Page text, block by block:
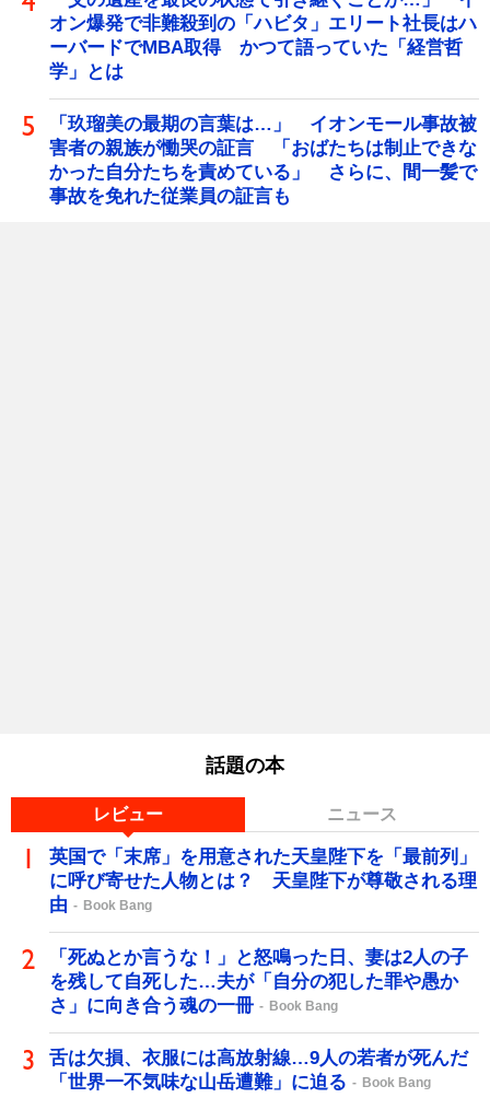
オン爆発で非難殺到の「ハビタ」エリート社長はハ
ーバードでMBA取得 かつて語っていた「経営哲
学」とは
「玖瑠美の最期の言葉は…」 イオンモール事故被
害者の親族が慟哭の証言 「おばたちは制止できな
かった自分たちを責めている」 さらに、間一髪で
事故を免れた従業員の証言も
話題の本
レビュー ニュース
英国で「末席」を用意された天皇陛下を「最前列」
に呼び寄せた人物とは？ 天皇陛下が尊敬される理
由
Book Bang
「死ぬとか言うな！」と怒鳴った日、妻は2人の子
を残して自死した…夫が「自分の犯した罪や愚か
さ」に向き合う魂の一冊
Book Bang
舌は欠損、衣服には高放射線…9人の若者が死んだ
「世界一不気味な山岳遭難」に迫る
Book Bang